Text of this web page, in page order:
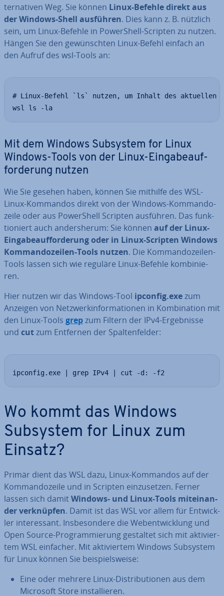
ter­na­ti­ven Weg. Sie können Linux-Befehle direkt aus
der Windows-Shell ausführen. Dies kann z. B. nützlich
sein, um Linux-Befehle in Power­Shell-Scripten zu nutzen.
Hängen Sie den ge­wünsch­ten Linux-Befehl einfach an
den Aufruf des wsl-Tools an:
# Linux-Befehl `ls` nutzen, um Inhalt des aktuellen
wsl ls -la
Mit dem Windows Subsystem for Linux
Windows-Tools von der Linux-Ein­ga­be­auf­
for­de­rung nutzen
Wie Sie gesehen haben, können Sie mithilfe des WSL-
Linux-Kommandos direkt von der Windows-Kom­man­do­
zei­le oder aus Power­Shell Scripten ausführen. Das funk­
tio­niert auch an­ders­her­um: Sie können auf der Linux-
Ein­ga­be­auf­for­de­rung oder in Linux-Scripten Windows
Kom­man­do­zei­len-Tools nutzen. Die Kom­man­do­zei­len-
Tools lassen sich wie reguläre Linux-Befehle kom­bi­nie­
ren.
Hier nutzen wir das Windows-Tool ipconfig.exezum
Anzeigen von Netz­werk­in­for­ma­tio­nen in Kom­bi­na­ti­on mit
den Linux-Tools grepzum Filtern der IPv4-Er­geb­nis­se
und cutzum Entfernen der Spal­ten­fel­der:
ipconfig.exe | grep IPv4 | cut -d: -f2
Wo kommt das Windows
Subsystem for Linux zum
Einsatz?
Primär dient das WSL dazu, Linux-Kommandos auf der
Kom­man­do­zei­le und in Scripten ein­zu­set­zen. Ferner
lassen sich damitWindows- und Linux-Tools mit­ein­an­
der ver­knüp­fen. Damit ist das WSL vor allem für Ent­wick­
ler in­ter­es­sant. Ins­be­son­de­re die Web­ent­wick­lung und
Open Source-Pro­gram­mie­rung gestaltet sich mit ak­ti­vier­
tem WSL einfacher. Mit ak­ti­vier­tem Windows Subsystem
für Linux können Sie bei­spiels­wei­se:
Eine oder mehrere Linux-Dis­tri­bu­tio­nen aus dem
Microsoft Store in­stal­lie­ren.